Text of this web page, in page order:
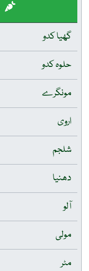
گھیا کدو
حلوہ کدو
مونگرے
اروی
شلجم
دھنیا
آلو
مولی
مٹر